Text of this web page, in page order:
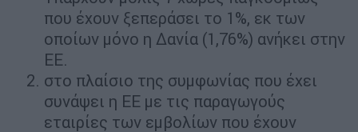
που έχουν ξεπεράσει το 1%, εκ των
οποίων μόνο η Δανία (1,76%) ανήκει στην
ΕΕ.
στο πλαίσιο της συμφωνίας που έχει
συνάψει η ΕΕ με τις παραγωγούς
εταιρίες των εμβολίων που έχουν